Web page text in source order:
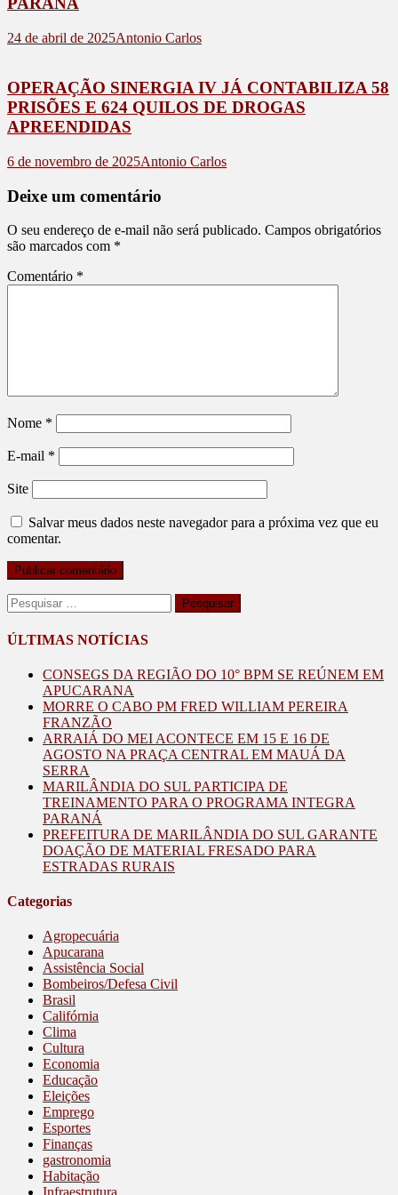
24 de abril de 2025Antonio Carlos
OPERAÇÃO SINERGIA IV JÁ CONTABILIZA 58
PRISÕES E 624 QUILOS DE DROGAS
APREENDIDAS
6 de novembro de 2025Antonio Carlos
Deixe um comentário
O seu endereço de e-mail não será publicado. Campos obrigatórios
são marcados com *
Comentário *
Nome *
E-mail *
Site
Salvar meus dados neste navegador para a próxima vez que eu
comentar.
Pesquisar
por:
ÚLTIMAS NOTÍCIAS
CONSEGS DA REGIÃO DO 10° BPM SE REÚNEM EM
APUCARANA
MORRE O CABO PM FRED WILLIAM PEREIRA
FRANZÃO
ARRAIÁ DO MEI ACONTECE EM 15 E 16 DE
AGOSTO NA PRAÇA CENTRAL EM MAUÁ DA
SERRA
MARILÂNDIA DO SUL PARTICIPA DE
TREINAMENTO PARA O PROGRAMA INTEGRA
PARANÁ
PREFEITURA DE MARILÂNDIA DO SUL GARANTE
DOAÇÃO DE MATERIAL FRESADO PARA
ESTRADAS RURAIS
Categorias
Agropecuária
Apucarana
Assistência Social
Bombeiros/Defesa Civil
Brasil
Califórnia
Clima
Cultura
Economia
Educação
Eleições
Emprego
Esportes
Finanças
gastronomia
Habitação